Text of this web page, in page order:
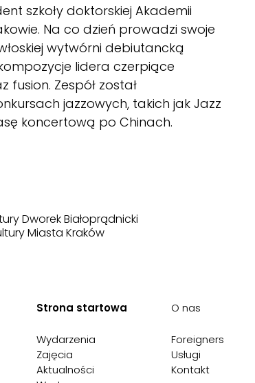
szkoły doktorskiej Akademii
Na co dzień prowadzi swoje
wytwórni debiutancką
kompozycje lidera czerpiące
fusion. Zespół został
jazzowych, takich jak Jazz
koncertową po Chinach.
Dworek Białoprądnicki
Miasta Kraków
Strona startowa
Wydarzenia
Zajęcia
Aktualności
O nas
Foreigners
Usługi
Kontakt